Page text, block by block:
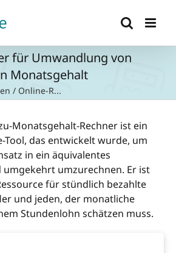
für Umwandlung von
Monatsgehalt
/ Online-R...
Monatsgehalt-Rechner ist ein
Tool, das entwickelt wurde, um
in ein äquivalentes
umzurechnen. Er ist
für stündlich bezahlte
und jeden, der monatliche
Stundenlohn schätzen muss.